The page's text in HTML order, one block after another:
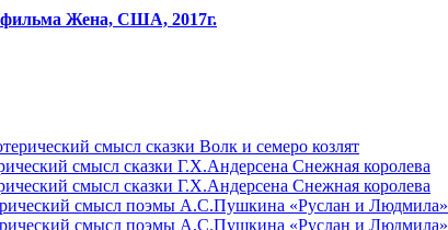
фильма Жена, США, 2017г.
смысл сказки Волк и семеро козлят
смысл сказки Г.Х.Андерсена Снежная королева
смысл сказки Г.Х.Андерсена Снежная королева
смысл поэмы А.С.Пушкина «Руслан и Людмила»
смысл поэмы А.С.Пушкина «Руслан и Людмила»